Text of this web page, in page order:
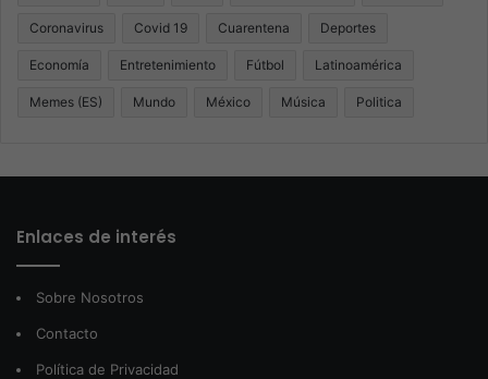
Coronavirus Covid 19 Cuarentena Deportes
Economía Entretenimiento Fútbol Latinoamérica
Memes (ES) Mundo México Música Politica
Enlaces de interés
Sobre Nosotros
Contacto
Política de Privacidad